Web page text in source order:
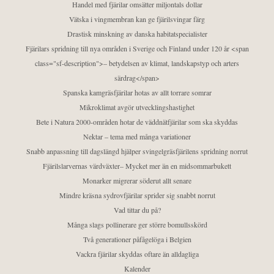
Handel med fjärilar omsätter miljontals dollar
Vätska i vingmembran kan ge fjärilsvingar färg
Drastisk minskning av danska habitatspecialister
Fjärilars spridning till nya områden i Sverige och Finland under 120 år <span
class="sf-description">– betydelsen av klimat, landskapstyp och arters
särdrag</span>
Spanska kamgräsfjärilar hotas av allt torrare somrar
Mikroklimat avgör utvecklingshastighet
Bete i Natura 2000-områden hotar de väddnätfjärilar som ska skyddas
Nektar – tema med många variationer
Snabb anpassning till dagslängd hjälper svingelgräsfjärilens spridning norrut
Fjärilslarvernas värdväxter– Mycket mer än en midsommarbukett
Monarker migrerar söderut allt senare
Mindre kräsna sydrovfjärilar sprider sig snabbt norrut
Vad tittar du på?
Många slags pollinerare ger större bomullsskörd
Två generationer påfågelöga i Belgien
Vackra fjärilar skyddas oftare än alldagliga
Kalender